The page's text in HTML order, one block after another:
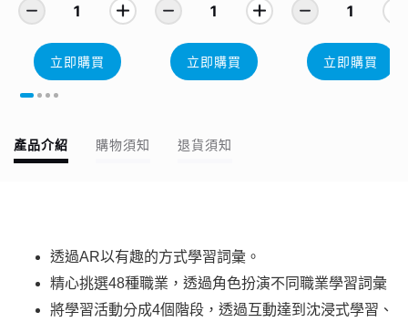
1
立即購買
1
立即購買
1
立即購買
產品介紹 購物須知 退貨須知
透過AR以有趣的方式學習詞彙。
精心挑選48種職業，透過角色扮演不同職業學習詞彙
將學習活動分成4個階段，透過互動達到沈浸式學習、